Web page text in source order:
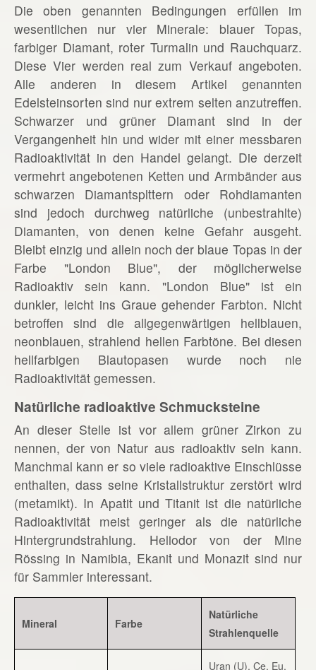
Die oben genannten Bedingungen erfüllen im
wesentlichen nur vier Minerale: blauer Topas,
farbiger Diamant, roter Turmalin und Rauchquarz.
Diese Vier werden real zum Verkauf angeboten.
Alle anderen in diesem Artikel genannten
Edelsteinsorten sind nur extrem selten anzutreffen.
Schwarzer und grüner Diamant sind in der
Vergangenheit hin und wider mit einer messbaren
Radioaktivität in den Handel gelangt. Die derzeit
vermehrt angebotenen Ketten und Armbänder aus
schwarzen Diamantsplttern oder Rohdiamanten
sind jedoch durchweg natürliche (unbestrahlte)
Diamanten, von denen keine Gefahr ausgeht.
Bleibt einzig und allein noch der blaue Topas in der
Farbe "London Blue", der möglicherweise
Radioaktiv sein kann. "London Blue" ist ein
dunkler, leicht ins Graue gehender Farbton. Nicht
betroffen sind die allgegenwärtigen hellblauen,
neonblauen, strahlend hellen Farbtöne. Bei diesen
hellfarbigen Blautopasen wurde noch nie
Radioaktivität gemessen.
Natürliche radioaktive Schmucksteine
An dieser Stelle ist vor allem grüner Zirkon zu
nennen, der von Natur aus radioaktiv sein kann.
Manchmal kann er so viele radioaktive Einschlüsse
enthalten, dass seine Kristallstruktur zerstört wird
(metamikt). In Apatit und Titanit ist die natürliche
Radioaktivität meist geringer als die natürliche
Hintergrundstrahlung. Heliodor von der Mine
Rössing in Namibia, Ekanit und Monazit sind nur
für Sammler interessant.
Mineral Farbe
Natürliche
Strahlenquelle
Uran (U), Ce, Eu,